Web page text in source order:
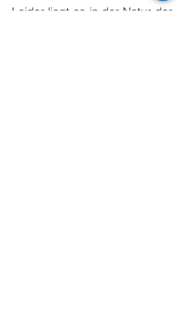
Leider liegt es in der Natur der